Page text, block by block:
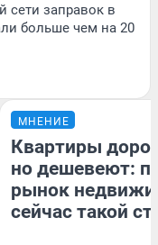
сети заправок в
больше чем на 20
МНЕНИЕ
Квартиры
но дешевеют:
рынок
сейчас такой